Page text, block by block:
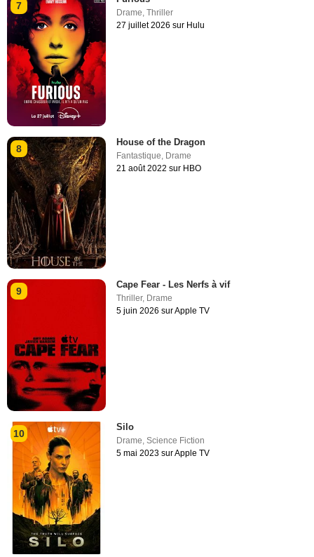
7
Drame,Thriller
27 juillet 2026 sur Hulu
8
House of the Dragon
Fantastique Drame
21 août 2022 sur HBO
9
Cape Fear - Les Nerfs à vif
Thriller, Drame
5 juin 2026 sur Apple TV
10
Silo
Drame,Science Fiction
5 mai 2023 sur Apple TV